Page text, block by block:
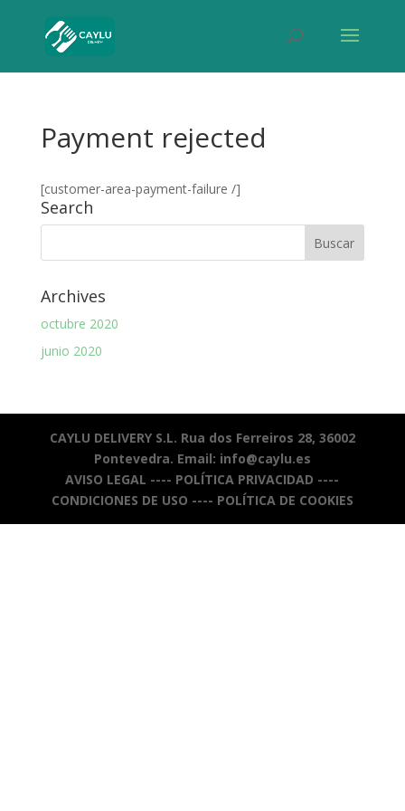
Payment rejected
[customer-area-payment-failure /]
Search
Archives
octubre 2020
junio 2020
CAYLU DELIVERY S.L. Rua dos Ferreiros 28, 36002
Pontevedra. Email: info@caylu.es
AVISO LEGAL ---- POLÍTICA PRIVACIDAD ----
CONDICIONES DE USO ---- POLÍTICA DE COOKIES